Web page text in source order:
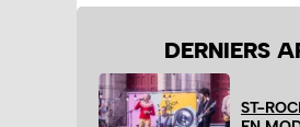
DERNIERS
ST-